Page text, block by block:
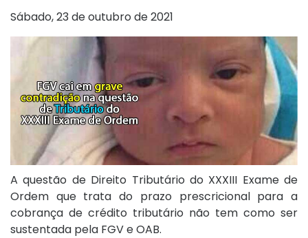
Sábado, 23 de outubro de 2021
A questão de Direito Tributário do XXXIII Exame de
Ordem que trata do prazo prescricional para a
cobrança de crédito tributário não tem como ser
sustentada pela FGV e OAB.